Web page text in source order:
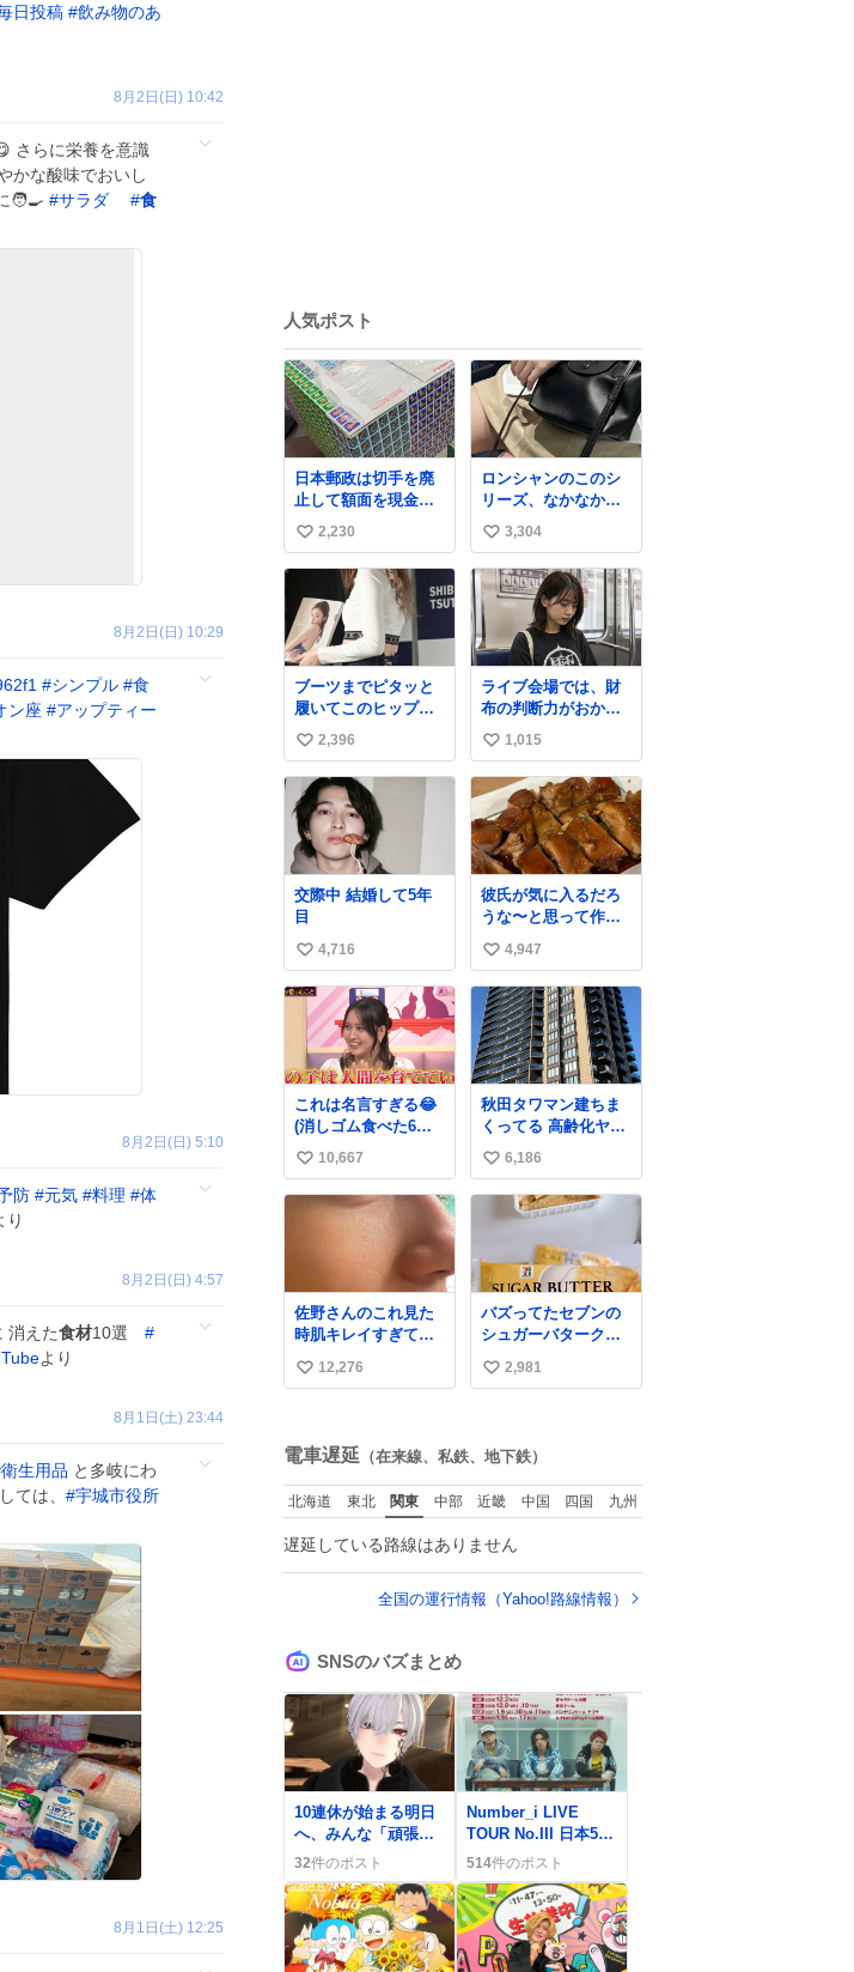
日投稿 #飲み物のあ
8月2日(日) 10:42
さらに栄養を意識
かな酸味でおいし
🧑‍🍳 #サラダ #食
8月2日(日) 10:29
#シンプル #食
ン座 #アップティー
8月2日(日) 5:10
防 #元気 #料理 #体
り
8月2日(日) 4:57
消えた食材10選 #
より
8月1日(土) 23:44
衛生用品 と多岐にわ
ては、 #宇城市役所
8月1日(土) 12:25
人気ポスト
日本郵政は切手を廃
止して額面を現金で
払い戻せ2026 #日本
郵政
@JapanPostHD_PR
い
い
ね
数
2,230
ロンシャンのこのシ
リーズ、なかなか安
くならないのにセー
ル価格になってる🖤
✨レザーなのが反則
級にかわいい。持っ
てるだけでコーデが
格上げされる。
い
い
ね
数
3,304
ブーツまでピタッと
履いてこのヒップラ
イン…強すぎる。
い
い
ね
数
2,396
ライブ会場では、財
布の判断力がおかし
くなる。
い
い
ね
数
1,015
交際中 結婚して5年
目
い
い
ね
数
4,716
彼氏が気に入るだろ
うな〜と思って作っ
たら想像の何倍も美
味しい美味しい言っ
てくれて嬉しい
い
い
ね
数
4,947
これは名言すぎる😂
(消しゴム食べた6歳
の弟を思い出しなが
ら)
い
い
10,667
秋田タワマン建ちま
くってる 高齢化ヤバ
すぎて駅前にコンパ
クトシティつくって
高齢者を住ませる考
えらしい 病院も全部
い
い
ね
6,186
佐野さんのこれ見た
時肌キレイすぎてび
っくりしたし、やは
りアイドルって体型･
い
数
12,276
バズってたセブンの
シュガーバタークレ
ープうますぎて
7NOWで買い溜め🛒
い
数
2,981
電車遅延 （在来線、私鉄、地下鉄）
北海道 東北 関東 中部 近畿 中国 四国 九州
遅延している路線はありません
全国の運行情報（Yahoo!路線情報）
SNSのバズまとめ
10連休が始まる明日
へ、みんな「頑張り
ます」から「ゆるふ
ぁい」までワクワク
の声
32件のポスト
Number_i LIVE
TOUR No.III 日本5大
ドーム公演日程発表
にファン歓喜「日程
きたー！」
514件のポスト